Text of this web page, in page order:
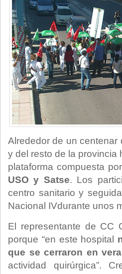
Alrededor de un centenar
y del resto de la
plataforma compuesta
USO y Satse. Los
centro sanitario y
Nacional IVdurante unos
El representante de CC
porque “en este hospital
que se cerraron en
actividad quirúrgica”.